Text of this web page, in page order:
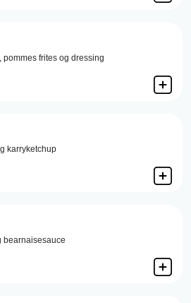
pommes frites og dressing
karryketchup
bearnaisesauce